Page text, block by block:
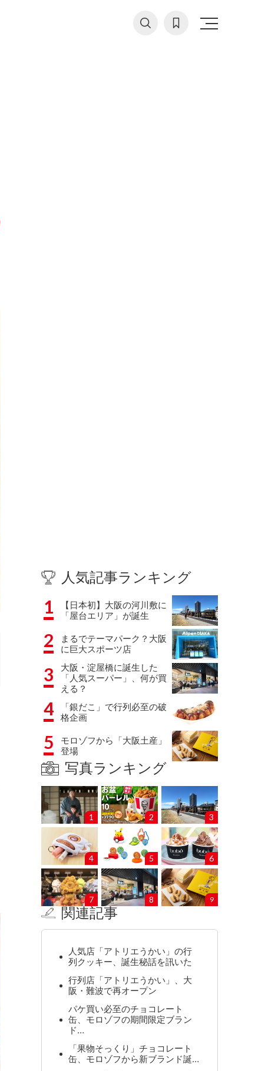
人気記事ランキング
1
【日本初】大阪の河川敷に
「屋台エリア」が誕生
2
まるでテーマパーク？大阪
に巨大スポーツ店
3
大阪・淀屋橋に誕生した
「人気スーパー」、何が買
える？
4
「銀だこ」で行列必至の破
格企画
5
モロゾフから「大阪土産」
登場
写真ランキング
1 2 3
4 5 6
7 8 9
関連記事
人気店「アトリエうかい」の行
列クッキー、誕生秘話を訊いた
行列店「アトリエうかい」、大
阪・難波で再オープン
パケ買い必至のチョコレート
缶、モロゾフの期間限定ブラン
ド…
「果物そっくり」チョコレート
缶、モロゾフから新ブランド誕…